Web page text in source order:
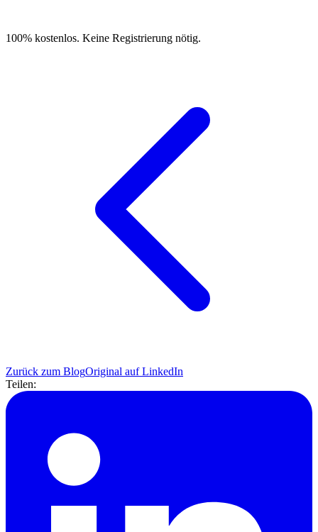
100% kostenlos. Keine Registrierung nötig.
Zurück zum BlogOriginal auf LinkedIn
Teilen: